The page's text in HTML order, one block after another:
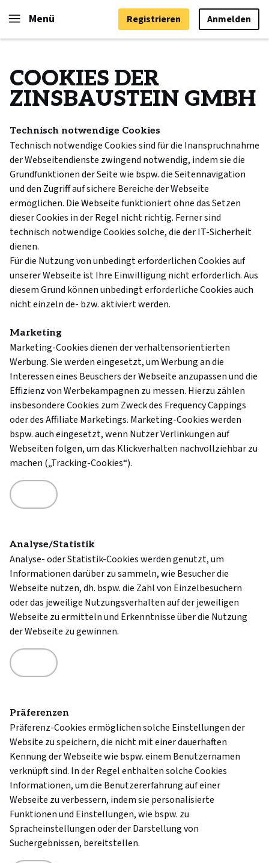
Menü Registrieren Anmelden
COOKIES DER
ZINSBAUSTEIN GMBH
Technisch notwendige Cookies
Technisch notwendige Cookies sind für die Inanspruchnahme
der Webseitendienste zwingend notwendig, indem sie die
Grundfunktionen der Seite wie bspw. die Seitennavigation
und den Zugriff auf sichere Bereiche der Webseite
ermöglichen. Die Webseite funktioniert ohne das Setzen
dieser Cookies in der Regel nicht richtig. Ferner sind
technisch notwendige Cookies solche, die der IT-Sicherheit
dienen.
Für die Nutzung von unbedingt erforderlichen Cookies auf
unserer Webseite ist Ihre Einwilligung nicht erforderlich. Aus
diesem Grund können unbedingt erforderliche Cookies auch
nicht einzeln de- bzw. aktiviert werden.
Marketing
Marketing-Cookies dienen der verhaltensorientierten
Werbung. Sie werden eingesetzt, um Werbung an die
Interessen eines Beuschers der Webseite anzupassen und die
Effizienz von Werbekampagnen zu messen. Hierzu zählen
insbesondere Cookies zum Zweck des Frequency Cappings
oder des Affiliate Marketings. Marketing-Cookies werden
bspw. auch eingesetzt, wenn Nutzer Verlinkungen auf
Webseiten folgen, um das Klickverhalten nachvollziehbar zu
machen („Tracking-Cookies“).
Analyse/Statistik
Analyse- oder Statistik-Cookies werden genutzt, um
Informationen darüber zu sammeln, wie Besucher die
Webseite nutzen, dh. bspw. die Zahl von Einzelbesuchern
oder das jeweilige Nutzungsverhalten auf der jeweiligen
Webseite zu ermitteln und Erkenntnisse über die Nutzung
der Webseite zu gewinnen.
Präferenzen
Präferenz-Cookies ermöglichen solche Einstellungen der
Website zu speichern, die nicht mit einer dauerhaften
Kennung der Webseite wie bspw. einem Benutzernamen
verknüpft sind. In der Regel enthalten solche Cookies
Informationen, um die Benutzererfahrung auf einer
Webseite zu verbessern, indem sie personalisierte
Funktionen und Einstellungen, wie bspw. zu
Spracheinstellungen oder der Darstellung von
Suchergebnissen, bereitstellen.